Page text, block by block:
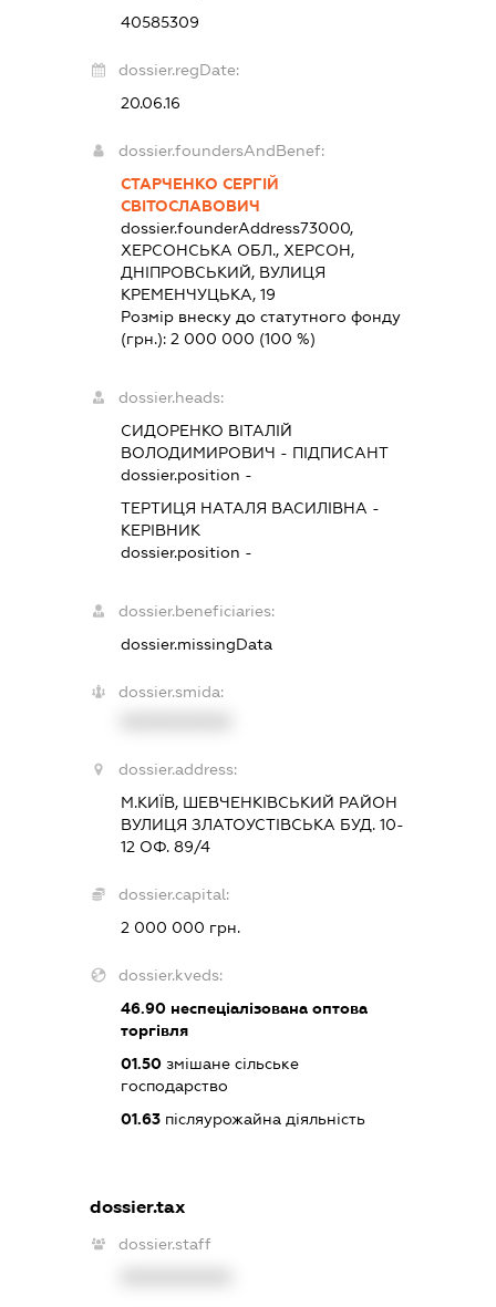
40585309
dossier.regDate:
20.06.16
dossier.foundersAndBenef:
СТАРЧЕНКО СЕРГІЙ
СВІТОСЛАВОВИЧ
dossier.founderAddress73000,
ХЕРСОНСЬКА ОБЛ., ХЕРСОН,
ДНІПРОВСЬКИЙ, ВУЛИЦЯ
КРЕМЕНЧУЦЬКА, 19
Розмір внеску до статутного фонду
(грн.):2 000 000 (100 %)
dossier.heads:
СИДОРЕНКО ВІТАЛІЙ
ВОЛОДИМИРОВИЧ - ПІДПИСАНТ
dossier.position -
ТЕРТИЦЯ НАТАЛЯ ВАСИЛІВНА -
КЕРІВНИК
dossier.position -
dossier.beneficiaries:
dossier.missingData
dossier.smida:
dossier.address:
М.КИЇВ, ШЕВЧЕНКІВСЬКИЙ РАЙОН
ВУЛИЦЯ ЗЛАТОУСТІВСЬКА БУД. 10-
12 ОФ. 89/4
dossier.capital:
2 000 000 грн.
dossier.kveds:
46.90 неспеціалізована оптова
торгівля
01.50 змішане сільське
господарство
01.63 післяурожайна діяльність
dossier.tax
dossier.staff